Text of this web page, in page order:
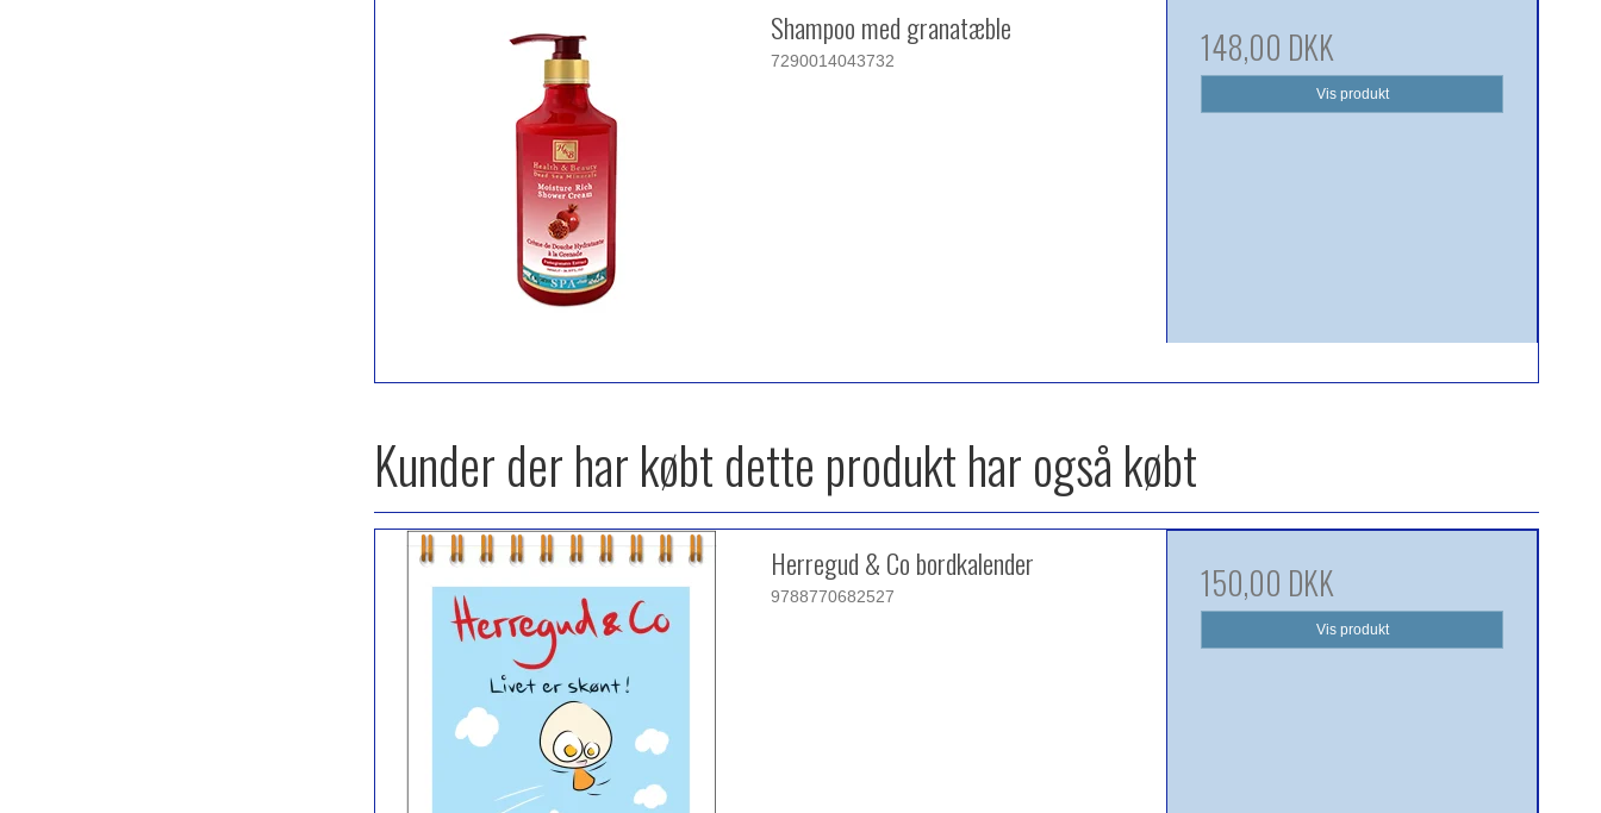
Shampoo med granatæble
7290014043732 148,00 DKK
Vis produkt
Kunder der har købt dette produkt har også købt
Herregud & Co bordkalender
9788770682527 150,00 DKK
Vis produkt